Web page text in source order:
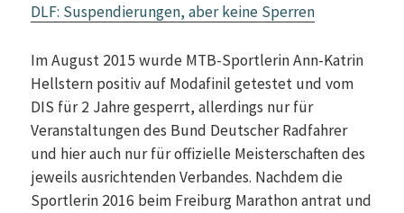
DLF: Suspendierungen, aber keine Sperren
Im August 2015 wurde MTB-Sportlerin Ann-Katrin
Hellstern positiv auf Modafinil getestet und vom
DIS für 2 Jahre gesperrt, allerdings nur für
Veranstaltungen des Bund Deutscher Radfahrer
und hier auch nur für offizielle Meisterschaften des
jeweils ausrichtenden Verbandes. Nachdem die
Sportlerin 2016 beim Freiburg Marathon antrat und